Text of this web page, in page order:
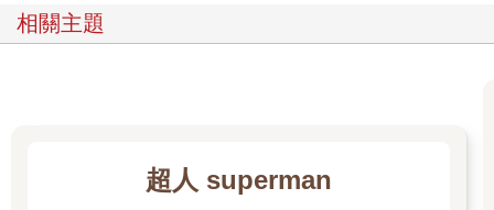
相關主題
超人 superman